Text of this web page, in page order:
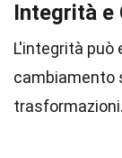
Integrità e
L'integrità può
cambiamento
trasformazioni.